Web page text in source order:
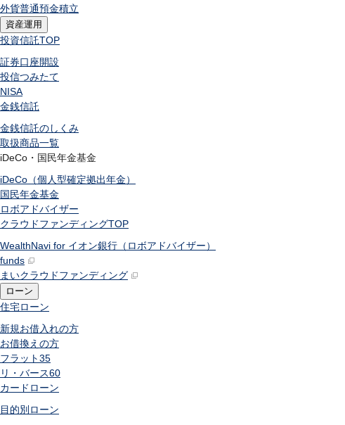
外貨普通預金積立
資産運用
投資信託TOP
証券口座開設
投信つみたて
NISA
金銭信託
金銭信託のしくみ
取扱商品一覧
iDeCo・国民年金基金
iDeCo（個人型確定拠出年金）
国民年金基金
ロボアドバイザー
クラウドファンディングTOP
WealthNavi for イオン銀行（ロボアドバイザー）
funds
まいクラウドファンディング
ローン
住宅ローン
新規お借入れの方
お借換えの方
フラット35
リ・バース60
カードローン
目的別ローン